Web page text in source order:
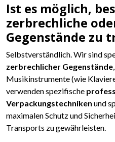
Ist es möglich,
zerbrechliche
Gegenstände zu
Selbstverständlich. Wir sind
zerbrechlicher Gegenstände
Musikinstrumente (wie
verwenden spezifische
Verpackungstechniken und
maximalen Schutz und
Transports zu gewährleisten.